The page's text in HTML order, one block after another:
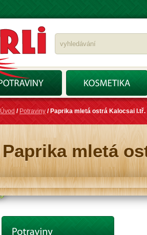
Úvod / Potraviny / Paprika mletá ostrá Kalocsai I.tř.
Paprika mletá